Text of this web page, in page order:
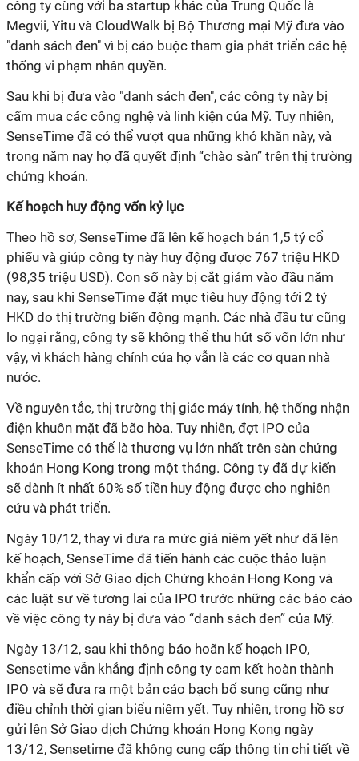
công ty cùng với ba startup khác của Trung Quốc là
Megvii, Yitu và CloudWalk bị Bộ Thương mại Mỹ đưa vào
"danh sách đen" vì bị cáo buộc tham gia phát triển các hệ
thống vi phạm nhân quyền.
Sau khi bị đưa vào "danh sách đen", các công ty này bị
cấm mua các công nghệ và linh kiện của Mỹ. Tuy nhiên,
SenseTime đã có thể vượt qua những khó khăn này, và
trong năm nay họ đã quyết định “chào sàn” trên thị trường
chứng khoán.
Kế hoạch huy động vốn kỷ lục
Theo hồ sơ, SenseTime đã lên kế hoạch bán 1,5 tỷ cổ
phiếu và giúp công ty này huy động được 767 triệu HKD
(98,35 triệu USD). Con số này bị cắt giảm vào đầu năm
nay, sau khi SenseTime đặt mục tiêu huy động tới 2 tỷ
HKD do thị trường biến động mạnh. Các nhà đầu tư cũng
lo ngại rằng, công ty sẽ không thể thu hút số vốn lớn như
vậy, vì khách hàng chính của họ vẫn là các cơ quan nhà
nước.
Về nguyên tắc, thị trường thị giác máy tính, hệ thống nhận
điện khuôn mặt đã bão hòa. Tuy nhiên, đợt IPO của
SenseTime có thể là thương vụ lớn nhất trên sàn chứng
khoán Hong Kong trong một tháng. Công ty đã dự kiến
sẽ dành ít nhất 60% số tiền huy động được cho nghiên
cứu và phát triển.
Ngày 10/12, thay vì đưa ra mức giá niêm yết như đã lên
kế hoạch, SenseTime đã tiến hành các cuộc thảo luận
khẩn cấp với Sở Giao dịch Chứng khoán Hong Kong và
các luật sư về tương lai của IPO trước những các báo cáo
về việc công ty này bị đưa vào “danh sách đen” của Mỹ.
Ngày 13/12, sau khi thông báo hoãn kế hoạch IPO,
Sensetime vẫn khẳng định công ty cam kết hoàn thành
IPO và sẽ đưa ra một bản cáo bạch bổ sung cũng như
điều chỉnh thời gian biểu niêm yết. Tuy nhiên, trong hồ sơ
gửi lên Sở Giao dịch Chứng khoán Hong Kong ngày
13/12, Sensetime đã không cung cấp thông tin chi tiết về